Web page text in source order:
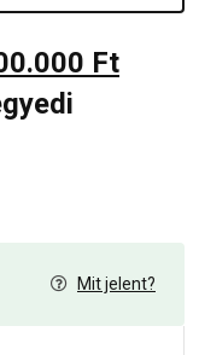
Ft
Mit jelent?